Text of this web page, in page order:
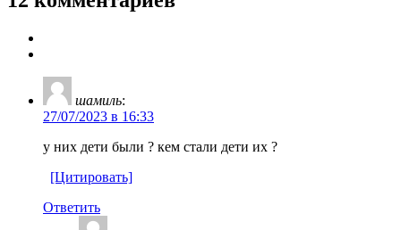
шамиль:
27/07/2023 в 16:33
у них дети были ? кем стали дети их ?
[Цитировать]
Ответить